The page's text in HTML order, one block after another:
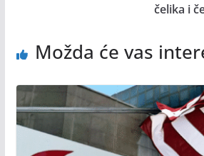
čelika i
Možda će vas